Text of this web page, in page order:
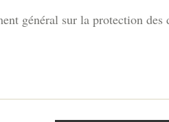
général sur la protection